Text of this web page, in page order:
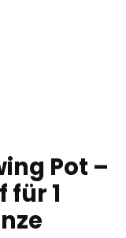
Pot –
für 1